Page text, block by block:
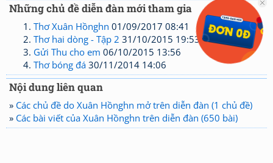
Những chủ đề diễn đàn mới tham gia
Thơ Xuân Hồnghn 01/09/2017 08:41
Thơ hai dòng - Tập 2 31/10/2015 19:53
Gửi Thu cho em 06/10/2015 13:56
Thơ bóng đá 30/11/2014 14:06
Nội dung liên quan
» Các chủ đề do Xuân Hồnghn mở trên diễn đàn (1 chủ đề)
» Các bài viết của Xuân Hồnghn trên diễn đàn (650 bài)